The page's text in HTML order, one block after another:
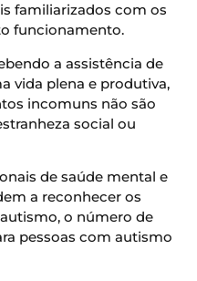
familiarizados com os
funcionamento.
a assistência de
vida plena e produtiva,
incomuns não são
social ou
de saúde mental e
a reconhecer os
o número de
pessoas com autismo